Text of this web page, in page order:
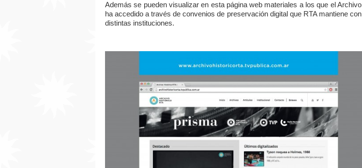
Además se pueden visualizar en esta página web materiales a los que el Archivo
ha accedido a través de convenios de preservación digital que RTA mantiene con
distintas instituciones.